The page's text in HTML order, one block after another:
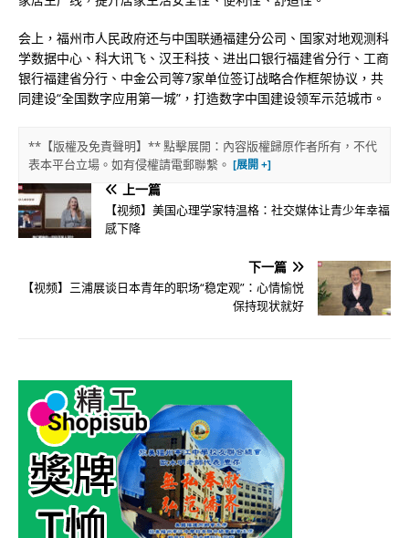
会上，福州市人民政府还与中国联通福建分公司、国家对地观测科
学数据中心、科大讯飞、汉王科技、进出口银行福建省分行、工商
银行福建省分行、中金公司等7家单位签订战略合作框架协议，共
同建设“全国数字应用第一城”，打造数字中国建设领军示范城市。
**【版權及免責聲明】** 點擊展開：內容版權歸原作者所有，不代
表本平台立場。如有侵權請電郵聯繫。
上一篇
【视频】美国心理学家特温格：社交媒体让青少年幸福
感下降
下一篇
【视频】三浦展谈日本青年的职场“稳定观”：心情愉悦
保持现状就好